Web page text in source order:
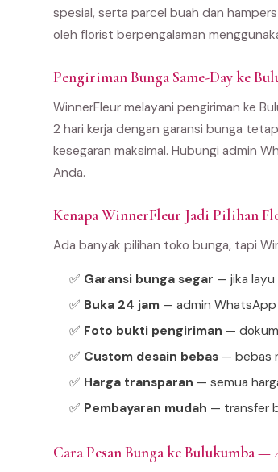
spesial, serta parcel buah dan
oleh florist berpengalaman
Pengiriman Bunga Same-Day ke
WinnerFleur melayani pengiriman ke
2 hari kerja dengan garansi bunga
kesegaran maksimal. Hubungi admin
Anda.
Kenapa WinnerFleur Jadi Pilihan
Ada banyak pilihan toko bunga, tapi
✅ Garansi bunga segar — jika
✅ Buka 24 jam — admin
✅ Foto bukti pengiriman —
✅ Custom desain bebas — bebas
✅ Harga transparan — semua
✅ Pembayaran mudah — transfer
Cara Pesan Bunga ke Bulukumba —